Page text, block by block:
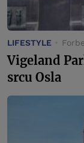
LIFESTYLE
Vigeland
srcu Osla